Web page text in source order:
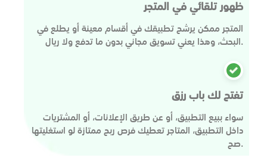
ظهور تلقائي في المتجر
المتجر ممكن يرشح تطبيقك في أقسام معينة أو يطلع في
البحث، وهذا يعني تسويق مجاني بدون ما تدفع ولا ريال.
تفتح لك باب رزق
سواء ببيع التطبيق، أو عن طريق الإعلانات، أو المشتريات
داخل التطبيق، المتاجر تعطيك فرص ربح ممتازة لو استغليتها
صح.